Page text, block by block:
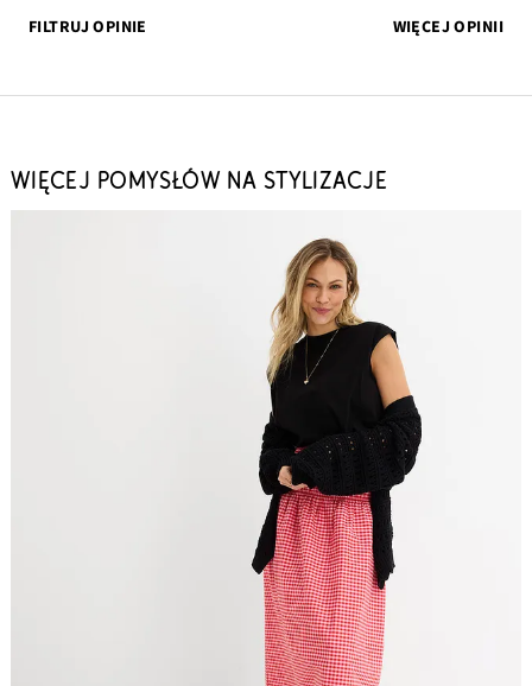
FILTRUJ OPINIE
WIĘCEJ OPINII
WIĘCEJ POMYSŁÓW NA STYLIZACJE